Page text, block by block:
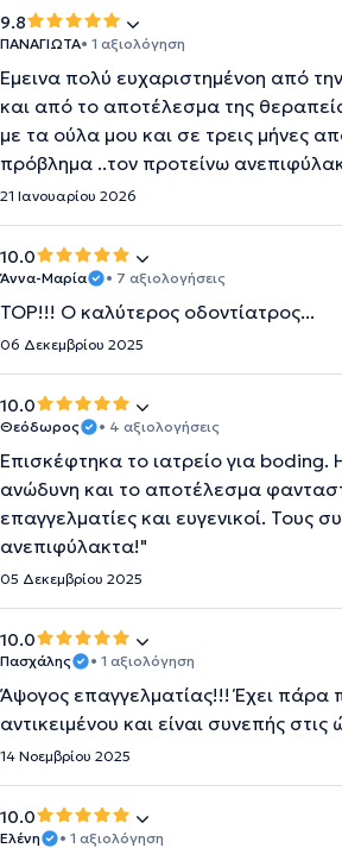
9.8
ΠΑΝΑΓΙΩΤΑ• 1 αξιολόγηση
Έμεινα πολύ ευχαριστημένοη από
και από το αποτέλεσμα της
με τα ούλα μου και σε τρεις μήνες
πρόβλημα ..τον προτείνω
21 Ιανουαρίου 2026
10.0
Άννα-Μαρία • 7 αξιολογήσεις
TOP!!! Ο καλύτερος οδοντίατρος...
06 Δεκεμβρίου 2025
10.0
Θεόδωρος • 4 αξιολογήσεις
Επισκέφτηκα το ιατρείο για boding.
ανώδυνη και το αποτέλεσμα
επαγγελματίες και ευγενικοί. Τους
ανεπιφύλακτα!"
05 Δεκεμβρίου 2025
10.0
Πασχάλης • 1 αξιολόγηση
Άψογος επαγγελματίας!!! Έχει πάρα
αντικειμένου και είναι συνεπής
14 Νοεμβρίου 2025
10.0
Ελένη • 1 αξιολόγηση